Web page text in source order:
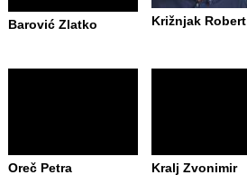
Barović Zlatko Križnjak Robert
Oreč Petra Kralj Zvonimir